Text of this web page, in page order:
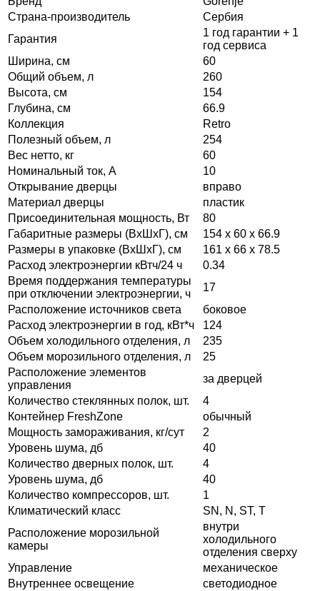
Страна-производитель
Сербия
Гарантия
1 год гарантии + 1
год сервиса
Ширина, см
60
Общий объем, л
260
Высота, см
154
Глубина, см
66.9
Коллекция
Retro
Полезный объем, л
254
Вес нетто, кг
60
Номинальный ток, А
10
Открывание дверцы
вправо
Материал дверцы
пластик
Присоединительная мощность, Вт
80
Габаритные размеры (ВxШxГ), см
154 x 60 x 66.9
Размеры в упаковке (ВxШxГ), см
161 x 66 x 78.5
Расход электроэнергии кВтч/24 ч
0.34
Время поддержания температуры
при отключении электроэнергии, ч
17
Расположение источников света
боковое
Расход электроэнергии в год, кВт*ч
124
Объем холодильного отделения, л
235
Объем морозильного отделения, л
25
Расположение элементов
управления
за дверцей
Количество стеклянных полок, шт.
4
Контейнер FreshZone
обычный
Мощность замораживания, кг/сут
2
Уровень шума, дб
40
Количество дверных полок, шт.
4
Уровень шума, дб
40
Количество компрессоров, шт.
1
Климатический класс
SN, N, ST, T
Расположение морозильной
камеры
внутри
холодильного
отделения сверху
Управление
механическое
Внутреннее освещение
светодиодное